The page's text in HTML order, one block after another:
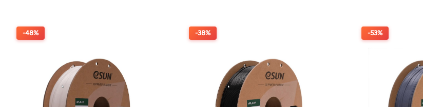
-48% -38% -53%